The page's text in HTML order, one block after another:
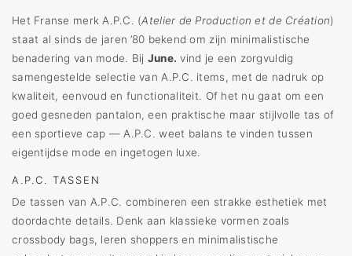
Het Franse merk A.P.C. (Atelier de Production et de Création)
staat al sinds de jaren ’80 bekend om zijn minimalistische
benadering van mode. Bij June. vind je een zorgvuldig
samengestelde selectie van A.P.C. items, met de nadruk op
kwaliteit, eenvoud en functionaliteit. Of het nu gaat om een
goed gesneden pantalon, een praktische maar stijlvolle tas of
een sportieve cap — A.P.C. weet balans te vinden tussen
eigentijdse mode en ingetogen luxe.
A.P.C. TASSEN
De tassen van A.P.C. combineren een strakke esthetiek met
doordachte details. Denk aan klassieke vormen zoals
crossbody bags, leren shoppers en minimalistische